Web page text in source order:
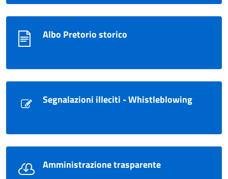
Albo Pretorio storico
Segnalazioni illeciti - Whistleblowing
Amministrazione trasparente